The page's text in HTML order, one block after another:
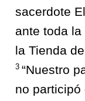
sacerdote
ante toda
la Tienda
3 “Nuestro
no participó